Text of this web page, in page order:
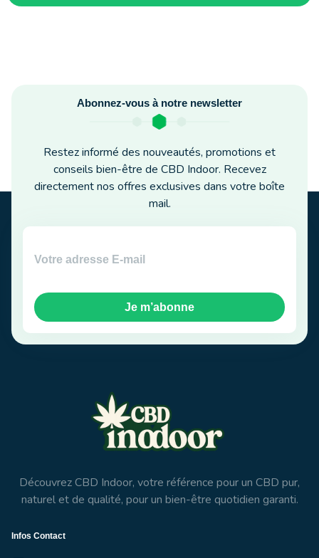
Abonnez-vous à notre newsletter
Restez informé des nouveautés, promotions et
conseils bien-être de CBD Indoor. Recevez
directement nos offres exclusives dans votre boîte
mail.
Je m’abonne
Découvrez CBD Indoor, votre référence pour un CBD pur,
naturel et de qualité, pour un bien-être quotidien garanti.
Infos Contact